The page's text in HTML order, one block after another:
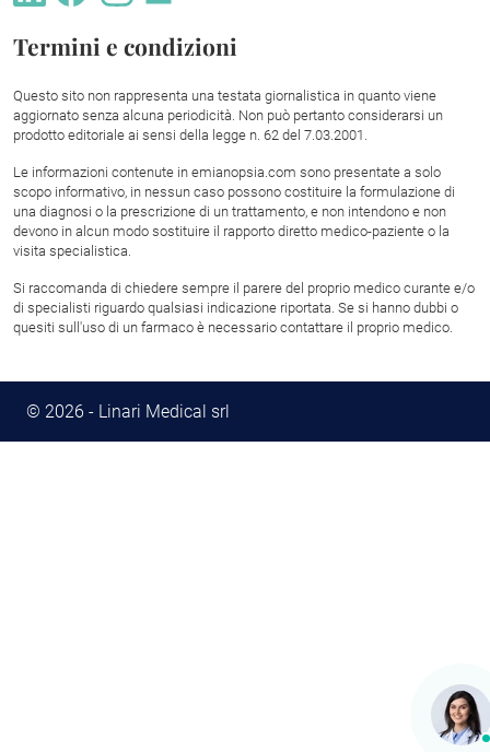
Termini e condizioni
Questo sito non rappresenta una testata giornalistica in quanto viene
aggiornato senza alcuna periodicità. Non può pertanto considerarsi un
prodotto editoriale ai sensi della legge n. 62 del 7.03.2001.
Le informazioni contenute in emianopsia.com sono presentate a solo
scopo informativo, in nessun caso possono costituire la formulazione di
una diagnosi o la prescrizione di un trattamento, e non intendono e non
devono in alcun modo sostituire il rapporto diretto medico-paziente o la
visita specialistica.
Si raccomanda di chiedere sempre il parere del proprio medico curante e/o
di specialisti riguardo qualsiasi indicazione riportata. Se si hanno dubbi o
quesiti sull'uso di un farmaco è necessario contattare il proprio medico.
© 2026 - Linari Medical srl